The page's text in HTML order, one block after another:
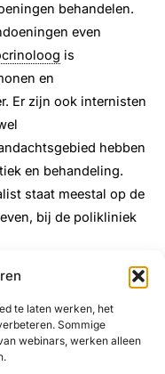
te laten werken, het
Sommige
webinars, werken alleen
behandelen.
even
is
en
Er zijn ook internisten
hebben
en behandeling.
staat meestal op de
bij de polikliniek
internisten met de
2024).